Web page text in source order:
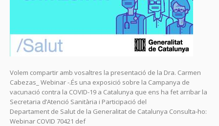
Volem compartir amb vosaltres la presentació de la Dra. Carmen
Cabezas_ Webinar -.És una exposició sobre la Campanya de
vacunació contra la COVID-19 a Catalunya que ens ha fet arribar la
Secretaria d’Atenció Sanitària i Participació del
Departament de Salut de la Generalitat de Catalunya Consulta-ho:
Webinar COVID 70421 def